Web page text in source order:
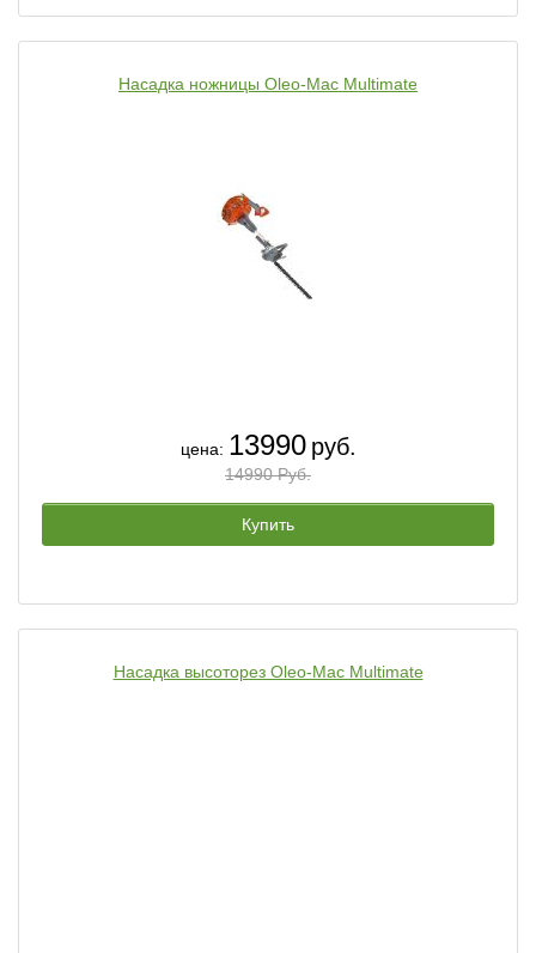
Насадка ножницы Oleo-Mac Multimate
цена: 13990 руб.
14990 Руб.
Купить
Насадка высоторез Oleo-Mac Multimate